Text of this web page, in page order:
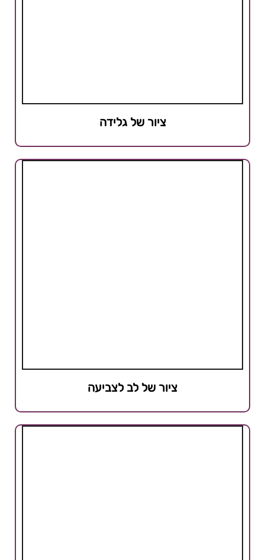
ציור של גלידה
ציור של לב לצביעה